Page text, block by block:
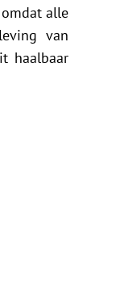
alle
van
haalbaar